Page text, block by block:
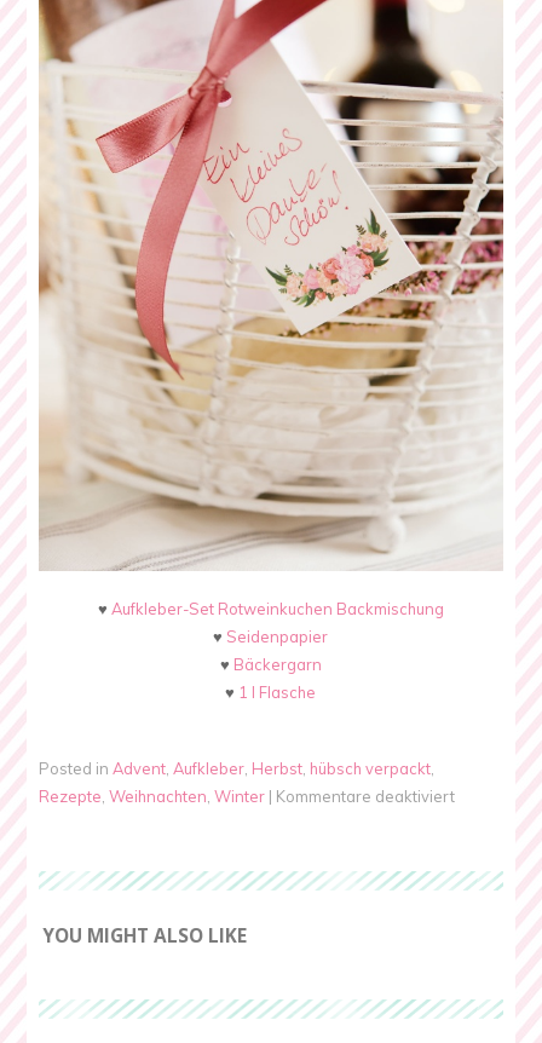
♥ Aufkleber-Set Rotweinkuchen Backmischung
♥ Seidenpapier
♥ Bäckergarn
♥ 1 l Flasche
Posted inAdvent ,Aufkleber Herbst hübsch verpackt
Rezepte ,Weihnachten ,Winter | Kommentare deaktiviertfür
im
YOU MIGHT ALSO LIKE